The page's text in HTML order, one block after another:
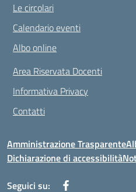
Le circolari
Calendario eventi
Albo online
Area Riservata Docenti
Informativa Privacy
Contatti
Amministrazione Trasparente
Dichiarazione di accessibilità
Seguici su: